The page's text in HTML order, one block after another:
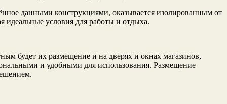
данными конструкциями, оказывается изолированным от
идеальные условия для работы и отдыха.
будет их размещение и на дверях и окнах магазинов,
и удобными для использования. Размещение